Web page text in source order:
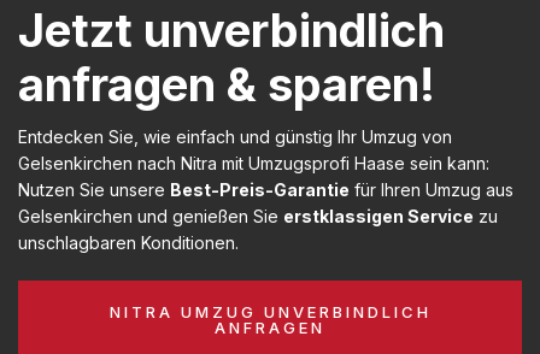
Jetzt unverbindlich
anfragen & sparen!
Entdecken Sie, wie einfach und günstig Ihr Umzug von
Gelsenkirchen nach Nitra mit Umzugsprofi Haase sein kann:
Nutzen Sie unsere Best-Preis-Garantie für Ihren Umzug aus
Gelsenkirchen und genießen Sie erstklassigen Service zu
unschlagbaren Konditionen.
NITRA UMZUG UNVERBINDLICH
ANFRAGEN